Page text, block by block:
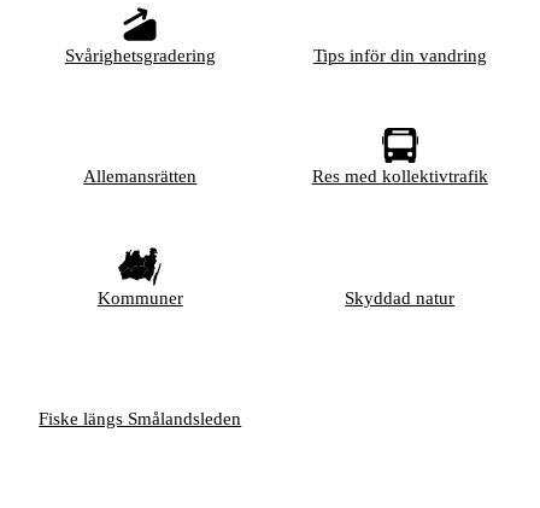
Svårighetsgradering Tips inför din vandring
Allemansrätten Res med kollektivtrafik
Kommuner Skyddad natur
Fiske längs Smålandsleden